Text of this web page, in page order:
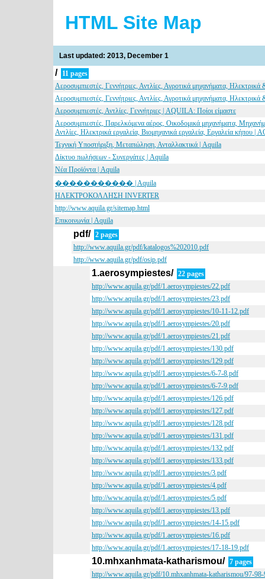
HTML Site Map
Last updated: 2013, December 1
/ 11 pages
Αεροσυμπιεστές, Γεννήτριες, Αντλίες, Αγροτικά μηχανήματα,
Αεροσυμπιεστές, Γεννήτριες, Αντλίες, Αγροτικά μηχανήματα,
Αεροσυμπιεστές, Αντλίες, Γεννήτριες | AQUILA: Ποίοι είμαστε
Αεροσυμπιεστές, Παρελκόμενα αέρος, Οικοδομικά μηχανήματα,
Αντλίες, Ηλεκτρικά εργαλεία, Βιομηχανικά εργαλεία, Εργαλεία
Τεχνική Υποστήριξη, Μεταπώληση, Ανταλλακτικά | Aquila
Δίκτυο πωλήσεων - Συνεργάτες | Aquila
Νέα Προϊόντα | Aquila
����������� | Aquila
ΗΛΕΚΤΡΟΚΟΛΛΗΣΗ INVERTER
http://www.aquila.gr/sitemap.html
Επικοινωνία | Aquila
pdf/ 2 pages
http://www.aquila.gr/pdf/katalogos%202010.pdf
http://www.aquila.gr/pdf/osip.pdf
1.aerosympiestes/ 22 pages
http://www.aquila.gr/pdf/1.aerosympiestes/22.pdf
http://www.aquila.gr/pdf/1.aerosympiestes/23.pdf
http://www.aquila.gr/pdf/1.aerosympiestes/10-11-12.pdf
http://www.aquila.gr/pdf/1.aerosympiestes/20.pdf
http://www.aquila.gr/pdf/1.aerosympiestes/21.pdf
http://www.aquila.gr/pdf/1.aerosympiestes/130.pdf
http://www.aquila.gr/pdf/1.aerosympiestes/129.pdf
http://www.aquila.gr/pdf/1.aerosympiestes/6-7-8.pdf
http://www.aquila.gr/pdf/1.aerosympiestes/6-7-9.pdf
http://www.aquila.gr/pdf/1.aerosympiestes/126.pdf
http://www.aquila.gr/pdf/1.aerosympiestes/127.pdf
http://www.aquila.gr/pdf/1.aerosympiestes/128.pdf
http://www.aquila.gr/pdf/1.aerosympiestes/131.pdf
http://www.aquila.gr/pdf/1.aerosympiestes/132.pdf
http://www.aquila.gr/pdf/1.aerosympiestes/133.pdf
http://www.aquila.gr/pdf/1.aerosympiestes/3.pdf
http://www.aquila.gr/pdf/1.aerosympiestes/4.pdf
http://www.aquila.gr/pdf/1.aerosympiestes/5.pdf
http://www.aquila.gr/pdf/1.aerosympiestes/13.pdf
http://www.aquila.gr/pdf/1.aerosympiestes/14-15.pdf
http://www.aquila.gr/pdf/1.aerosympiestes/16.pdf
http://www.aquila.gr/pdf/1.aerosympiestes/17-18-19.pdf
10.mhxanhmata-katharismou/ 7 pages
http://www.aquila.gr/pdf/10.mhxanhmata-katharismou/97-